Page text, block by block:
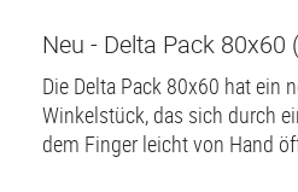
Neu - Delta Pack 80x60
Die Delta Pack 80x60 hat ein
Winkelstück, das sich durch
dem Finger leicht von Hand